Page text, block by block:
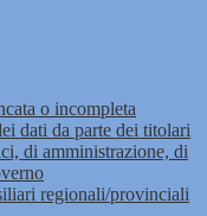
o incompleta
dati da parte dei titolari
di amministrazione, di
regionali/provinciali